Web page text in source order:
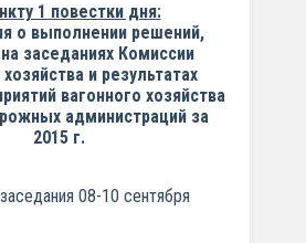
1 повестки дня:
о выполнении решений,
заседаниях Комиссии
и результатах
вагонного хозяйства
администраций за
2015 г.
08-10 сентября